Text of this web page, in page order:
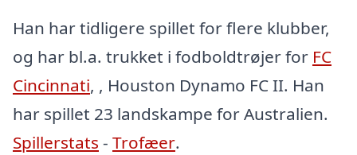
Han har tidligere spillet for flere klubber,
og har bl.a. trukket i fodboldtrøjer for FC
Cincinnati, , Houston Dynamo FC II. Han
har spillet 23 landskampe for Australien.
Spillerstats - Trofæer.